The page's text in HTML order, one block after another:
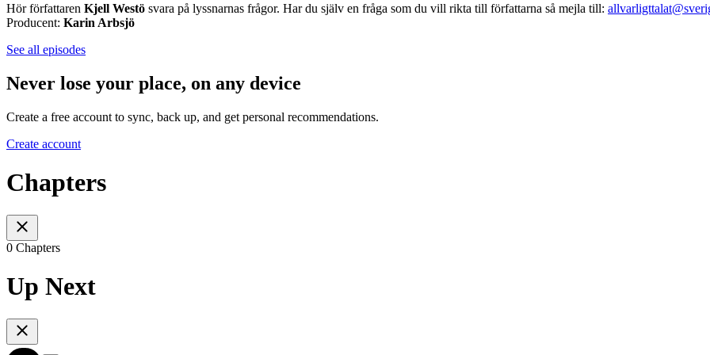
Hör författaren Kjell Westö svara på lyssnarnas frågor. Har du själv en fråga som du vill rikta till författarna så mejla till:
Producent: Karin Arbsjö
See all episodes
Never lose your place, on any device
Create a free account to sync, back up, and get personal recommendations.
Create account
Chapters
0 Chapters
Up Next